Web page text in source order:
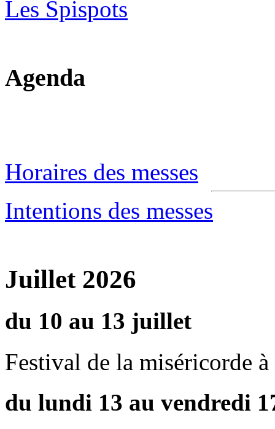
Les Spispots
Agenda
Horaires des messes
Intentions des messes
Juillet 2026
du 10 au 13 juillet
Festival de la miséricorde à
du lundi 13 au vendredi